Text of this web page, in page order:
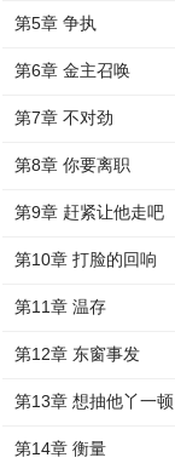
第5章 争执
第6章 金主召唤
第7章 不对劲
第8章 你要离职
第9章 赶紧让他走吧
第10章 打脸的回响
第11章 温存
第12章 东窗事发
第13章 想抽他丫一顿
第14章 衡量